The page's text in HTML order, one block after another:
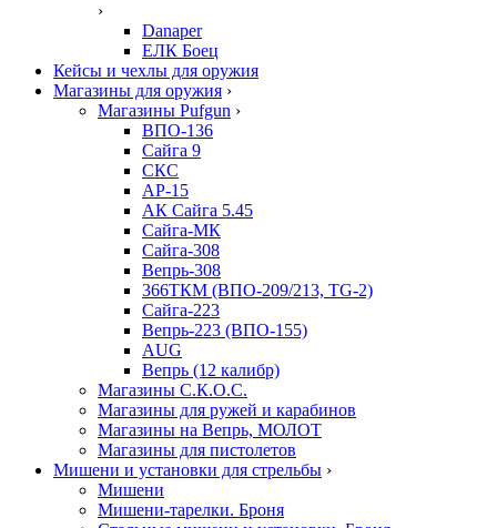
›
Danaper
ЕЛК Боец
Кейсы и чехлы для оружия
Магазины для оружия ›
Магазины Pufgun ›
ВПО-136
Сайга 9
СКС
АР-15
АК Сайга 5.45
Сайга-МК
Сайга-308
Вепрь-308
366ТКМ (ВПО-209/213, TG-2)
Сайга-223
Вепрь-223 (ВПО-155)
AUG
Вепрь (12 калибр)
Магазины С.К.О.С.
Магазины для ружей и карабинов
Магазины на Вепрь, МОЛОТ
Магазины для пистолетов
Мишени и установки для стрельбы ›
Мишени
Мишени-тарелки. Броня